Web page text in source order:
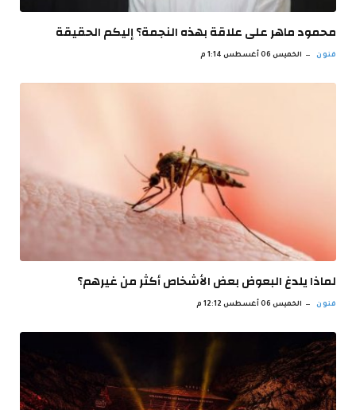
محمود ماهر على علاقة بهذه النجمة؟ إليكم الحقيقة
فنون الخميس 06 أغسطس 1:14 م
لماذا يلدغ البعوض بعض الأشخاص أكثر من غيرهم؟
فنون الخميس 06 أغسطس 12:12 م